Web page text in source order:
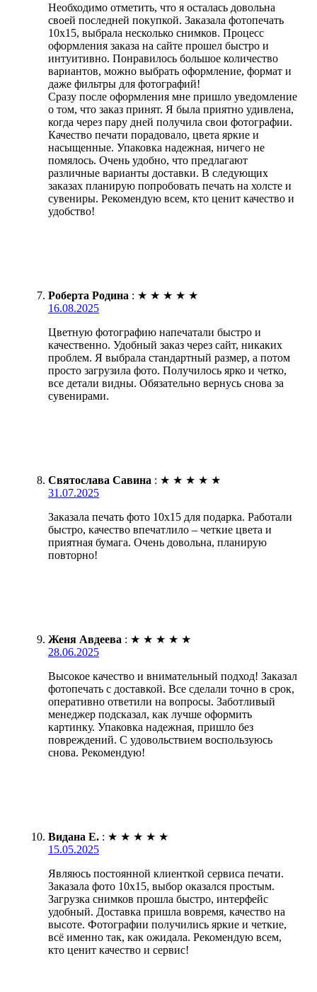
Необходимо отметить, что я осталась довольна
своей последней покупкой. Заказала фотопечать
10х15, выбрала несколько снимков. Процесс
оформления заказа на сайте прошел быстро и
интуитивно. Понравилось большое количество
вариантов, можно выбрать оформление, формат и
даже фильтры для фотографий!
Сразу после оформления мне пришло уведомление
о том, что заказ принят. Я была приятно удивлена,
когда через пару дней получила свои фотографии.
Качество печати порадовало, цвета яркие и
насыщенные. Упаковка надежная, ничего не
помялось. Очень удобно, что предлагают
различные варианты доставки. В следующих
заказах планирую попробовать печать на холсте и
сувениры. Рекомендую всем, кто ценит качество и
удобство!
Роберта Родина : ★ ★ ★ ★ ★
16.08.2025
Цветную фотографию напечатали быстро и
качественно. Удобный заказ через сайт, никаких
проблем. Я выбрала стандартный размер, а потом
просто загрузила фото. Получилось ярко и четко,
все детали видны. Обязательно вернусь снова за
сувенирами.
Святослава Савина : ★ ★ ★ ★ ★
31.07.2025
Заказала печать фото 10х15 для подарка. Работали
быстро, качество впечатлило – четкие цвета и
приятная бумага. Очень довольна, планирую
повторно!
Женя Авдеева : ★ ★ ★ ★ ★
28.06.2025
Высокое качество и внимательный подход! Заказал
фотопечать с доставкой. Все сделали точно в срок,
оперативно ответили на вопросы. Заботливый
менеджер подсказал, как лучше оформить
картинку. Упаковка надежная, пришло без
повреждений. С удовольствием воспользуюсь
снова. Рекомендую!
Видана Е. : ★ ★ ★ ★ ★
15.05.2025
Являюсь постоянной клиенткой сервиса печати.
Заказала фото 10х15, выбор оказался простым.
Загрузка снимков прошла быстро, интерфейс
удобный. Доставка пришла вовремя, качество на
высоте. Фотографии получились яркие и четкие,
всё именно так, как ожидала. Рекомендую всем,
кто ценит качество и сервис!